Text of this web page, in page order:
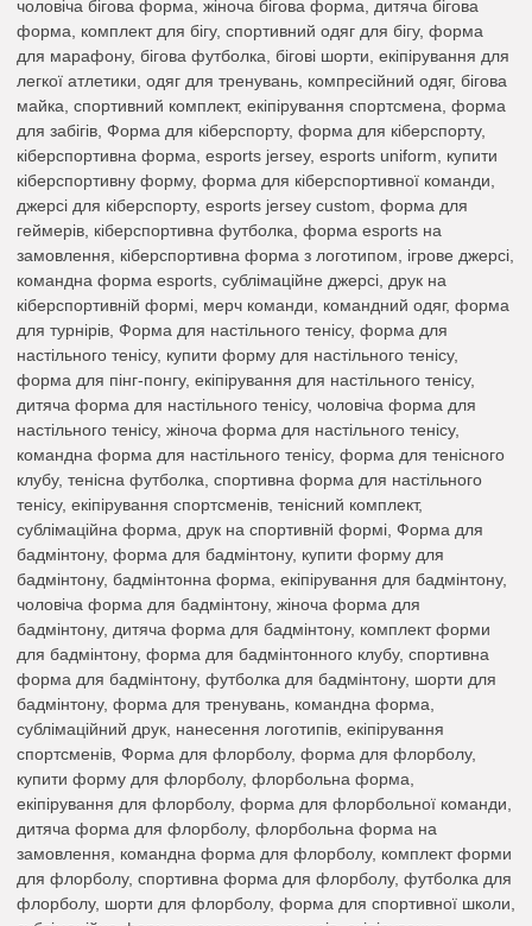
чоловіча бігова форма, жіноча бігова форма, дитяча бігова
форма, комплект для бігу, спортивний одяг для бігу, форма
для марафону, бігова футболка, бігові шорти, екіпірування для
легкої атлетики, одяг для тренувань, компресійний одяг, бігова
майка, спортивний комплект, екіпірування спортсмена, форма
для забігів, Форма для кіберспорту, форма для кіберспорту,
кіберспортивна форма, esports jersey, esports uniform, купити
кіберспортивну форму, форма для кіберспортивної команди,
джерсі для кіберспорту, esports jersey custom, форма для
геймерів, кіберспортивна футболка, форма esports на
замовлення, кіберспортивна форма з логотипом, ігрове джерсі,
командна форма esports, сублімаційне джерсі, друк на
кіберспортивній формі, мерч команди, командний одяг, форма
для турнірів, Форма для настільного тенісу, форма для
настільного тенісу, купити форму для настільного тенісу,
форма для пінг-понгу, екіпірування для настільного тенісу,
дитяча форма для настільного тенісу, чоловіча форма для
настільного тенісу, жіноча форма для настільного тенісу,
командна форма для настільного тенісу, форма для тенісного
клубу, тенісна футболка, спортивна форма для настільного
тенісу, екіпірування спортсменів, тенісний комплект,
сублімаційна форма, друк на спортивній формі, Форма для
бадмінтону, форма для бадмінтону, купити форму для
бадмінтону, бадмінтонна форма, екіпірування для бадмінтону,
чоловіча форма для бадмінтону, жіноча форма для
бадмінтону, дитяча форма для бадмінтону, комплект форми
для бадмінтону, форма для бадмінтонного клубу, спортивна
форма для бадмінтону, футболка для бадмінтону, шорти для
бадмінтону, форма для тренувань, командна форма,
сублімаційний друк, нанесення логотипів, екіпірування
спортсменів, Форма для флорболу, форма для флорболу,
купити форму для флорболу, флорбольна форма,
екіпірування для флорболу, форма для флорбольної команди,
дитяча форма для флорболу, флорбольна форма на
замовлення, командна форма для флорболу, комплект форми
для флорболу, спортивна форма для флорболу, футболка для
флорболу, шорти для флорболу, форма для спортивної школи,